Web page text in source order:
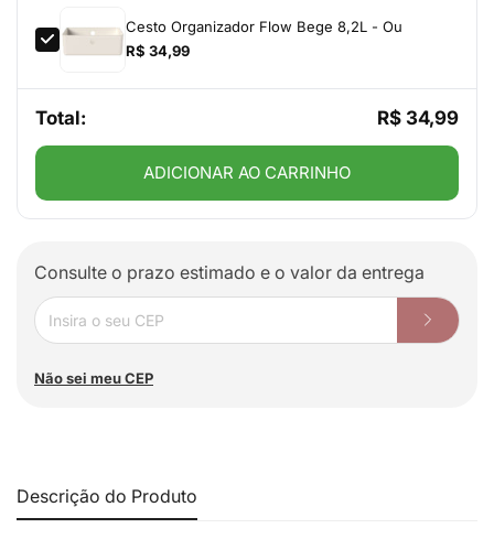
Cesto Organizador Flow Bege 8,2L - Ou
R$ 34,99
Total: R$ 34,99
ADICIONAR AO CARRINHO
Consulte o prazo estimado e o valor da entrega
Não sei meu CEP
Descrição do Produto